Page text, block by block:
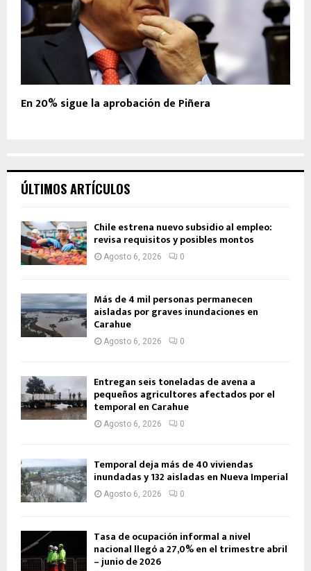
En 20% sigue la aprobación de Piñera
ÚLTIMOS ARTÍCULOS
Chile estrena nuevo subsidio al empleo:
revisa requisitos y posibles montos
Agosto 6, 2026 0
Más de 4 mil personas permanecen
aisladas por graves inundaciones en
Carahue
Agosto 6, 2026 0
Entregan seis toneladas de avena a
pequeños agricultores afectados por el
temporal en Carahue
Agosto 6, 2026 0
Temporal deja más de 40 viviendas
inundadas y 132 aisladas en Nueva Imperial
Agosto 6, 2026 0
Tasa de ocupación informal a nivel
nacional llegó a 27,0% en el trimestre abril
– junio de 2026